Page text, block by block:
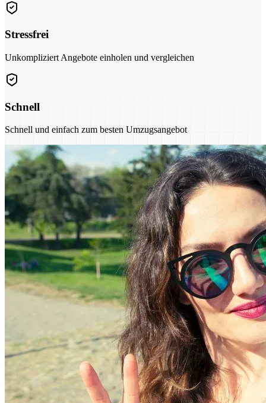
Stressfrei
Unkompliziert Angebote einholen und vergleichen
Schnell
Schnell und einfach zum besten Umzugsangebot